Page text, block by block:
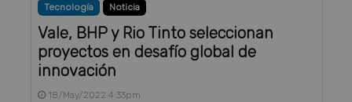
Tecnología Noticia
Vale, BHP y Rio Tinto seleccionan
proyectos en desafío global de
innovación
18/May/2022 4:33pm